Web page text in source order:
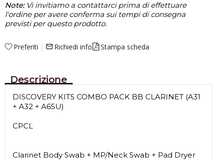
Note: Vi invitiamo a contattarci prima di effettuare
l'ordine per avere conferma sui tempi di consegna
previsti per questo prodotto.
Preferiti mail_outline Richiedi info Stampa scheda
Descrizione
DISCOVERY KITS COMBO PACK BB CLARINET (A31
+ A32 + A65U)
CPCL
Clarinet Body Swab + MP/Neck Swab + Pad Dryer